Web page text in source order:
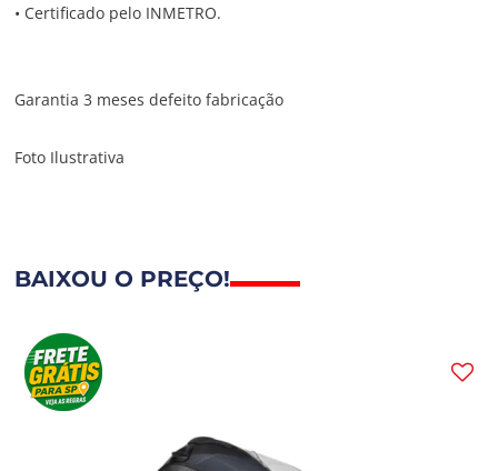
• Certificado pelo INMETRO.
Garantia 3 meses defeito fabricação
Foto Ilustrativa
BAIXOU O PREÇO!